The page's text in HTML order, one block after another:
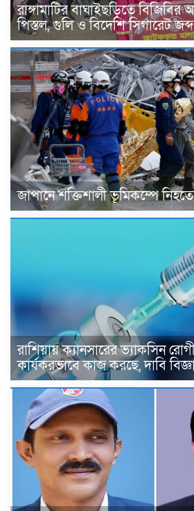
রাঙ্গামাটির বাঘাইছড়িতে বিজিবির
পিস্তল, গুলি ও বিদেশি সিগারেট জব্দ
জাপানে শক্তিশালী ভূমিকম্পে
রাশিয়ায় ক্যানসারের ভ্যাকসিন
কার্যকরভাবে কাজ করছে, দাবি